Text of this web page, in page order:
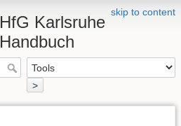
skip to content
HfG Karlsruhe
Handbuch
>